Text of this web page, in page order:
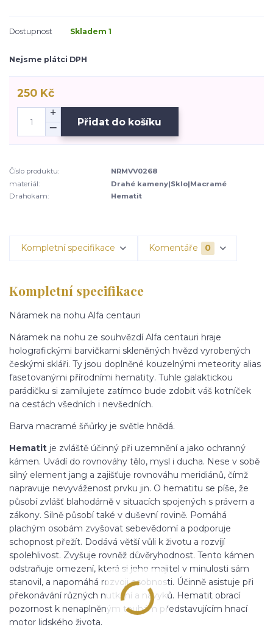
Dostupnost Skladem 1
Nejsme plátci DPH
250 Kč
Přidat do košíku
Číslo produktu:
NRMVV0268
materiál:
Drahé kameny|Sklo|Macramé
Drahokam:
Hematit
Kompletní specifikace Komentáře 0
Kompletní specifikace
Náramek na nohu Alfa centauri
Náramek na nohu ze souhvězdí Alfa centauri hraje
holografickými barvičkami skleněných hvězd vyrobených
českými skláři. Ty jsou doplněné kouzelnými meteority alias
fasetovanými přírodními hematity. Tuhle galaktickou
parádičku si zamilujete zatímco bude zdobit váš kotníček
na cestách všedních i nevšedních.
Barva macramé šňůrky je světle hnědá.
Hematit je zvláště účinný při uzemnění a jako ochranný
kámen. Uvádí do rovnováhy tělo, mysl i ducha. Nese v sobě
silný element jang a zajišťuje rovnováhu meridiánů, čímž
napravuje nevyváženost prvku jin. O hematitu se píše, že
působí zvlášť blahodárně v situacích spojených s právem a
zákony. Silně působí také v duševní rovině. Pomáhá
plachým osobám zvyšovat sebevědomí a podporuje
schopnost přežít. Dodává větší vůli k životu a rozvíjí
spolehlivost. Zvyšuje rovněž důvěryhodnost. Tento kámen
odstraňuje omezení, která si jeho majitel v minulosti sám
stanovil, a napomáhá rozvoji osobnosti. Účinně asistuje při
překonávání různých nutkání a návyků. Hematit obrací
pozornost k nenaplněným touhám představujícím hnací
motor lidského života.